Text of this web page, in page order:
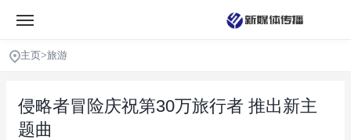
主页>旅游
侵略者冒险庆祝第30万旅行者 推出新主
题曲